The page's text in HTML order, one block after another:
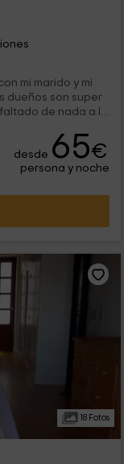
mi marido y mi
dueños son super
de nada a lo
y todo riquísimo.
comidas no pues
tomado el pulpo en
que era
desde 65€
persona y noche
18 Fotos